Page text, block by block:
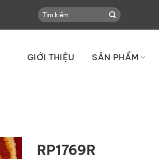
Search
for:
GIỚI THIỆU SẢN PHẨM
RP1769R